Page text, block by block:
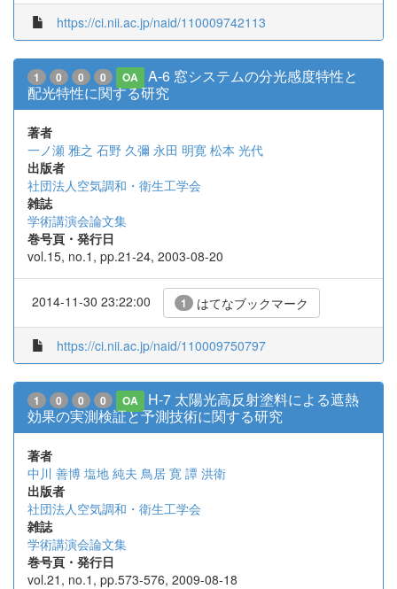
https://ci.nii.ac.jp/naid/110009742113
1 0 0 0 OA
A-6 窓システムの分光感度特性と
配光特性に関する研究
著者
一ノ瀬 雅之 石野 久彌 永田 明寛 松本 光代
出版者
社団法人空気調和・衛生工学会
雑誌
学術講演会論文集
巻号頁・発行日
vol.15, no.1, pp.21-24, 2003-08-20
2014-11-30 23:22:00 1 はてなブックマーク
https://ci.nii.ac.jp/naid/110009750797
1 0 0 0 OA
H-7 太陽光高反射塗料による遮熱
効果の実測検証と予測技術に関する研究
著者
中川 善博 塩地 純夫 鳥居 寛 譚 洪衛
出版者
社団法人空気調和・衛生工学会
雑誌
学術講演会論文集
巻号頁・発行日
vol.21, no.1, pp.573-576, 2009-08-18